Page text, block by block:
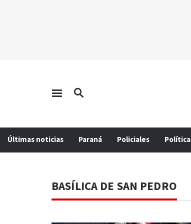
Últimas noticias Paraná Policiales Política
BASÍLICA DE SAN PEDRO